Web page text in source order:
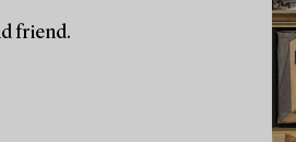
friend.